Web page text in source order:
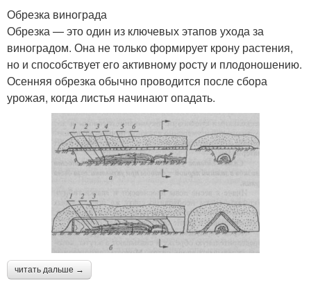
Обрезка винограда
Обрезка — это один из ключевых этапов ухода за
виноградом. Она не только формирует крону растения,
но и способствует его активному росту и плодоношению.
Осенняя обрезка обычно проводится после сбора
урожая, когда листья начинают опадать.
читать дальше →